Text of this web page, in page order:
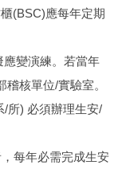
(BSC)應每年定期
變演練。若當年
核單位/實驗室。
/所) 必須辦理生安/
每年必需完成生安